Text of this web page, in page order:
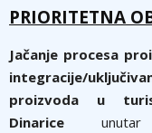
PRIORITETNA
Jačanje procesa
integracije/
proizvoda u
Dinarice unutar